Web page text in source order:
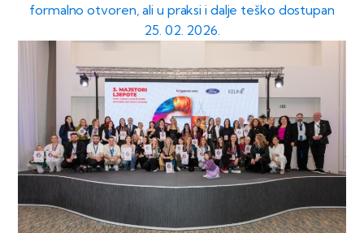
formalno otvoren, ali u praksi i dalje teško dostupan
25. 02. 2026.